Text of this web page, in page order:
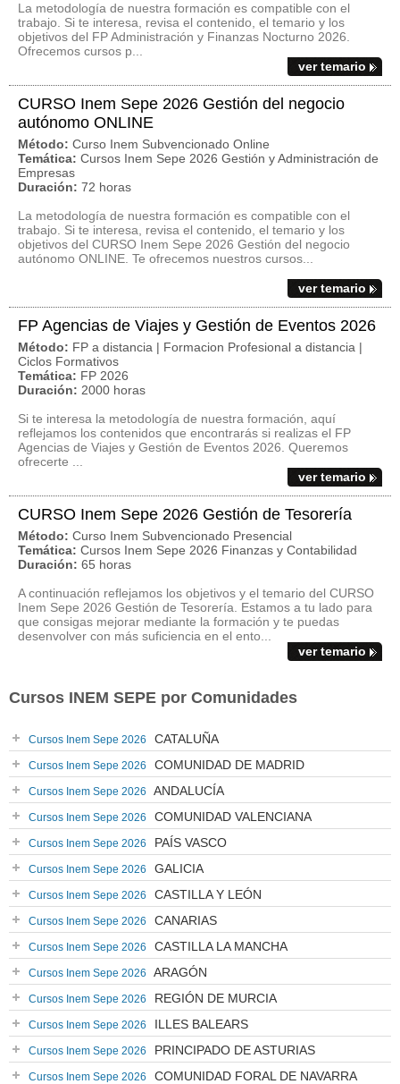
La metodología de nuestra formación es compatible con el
trabajo. Si te interesa, revisa el contenido, el temario y los
objetivos del FP Administración y Finanzas Nocturno 2026.
Ofrecemos cursos p...
ver temario
CURSO Inem Sepe 2026 Gestión del negocio
autónomo ONLINE
Método: Curso Inem Subvencionado Online
Temática: Cursos Inem Sepe 2026 Gestión y Administración de
Empresas
Duración: 72 horas
La metodología de nuestra formación es compatible con el
trabajo. Si te interesa, revisa el contenido, el temario y los
objetivos del CURSO Inem Sepe 2026 Gestión del negocio
autónomo ONLINE. Te ofrecemos nuestros cursos...
ver temario
FP Agencias de Viajes y Gestión de Eventos 2026
Método: FP a distancia | Formacion Profesional a distancia |
Ciclos Formativos
Temática: FP 2026
Duración: 2000 horas
Si te interesa la metodología de nuestra formación, aquí
reflejamos los contenidos que encontrarás si realizas el FP
Agencias de Viajes y Gestión de Eventos 2026. Queremos
ofrecerte ...
ver temario
CURSO Inem Sepe 2026 Gestión de Tesorería
Método: Curso Inem Subvencionado Presencial
Temática: Cursos Inem Sepe 2026 Finanzas y Contabilidad
Duración: 65 horas
A continuación reflejamos los objetivos y el temario del CURSO
Inem Sepe 2026 Gestión de Tesorería. Estamos a tu lado para
que consigas mejorar mediante la formación y te puedas
desenvolver con más suficiencia en el ento...
ver temario
Cursos INEM SEPE por Comunidades
Cursos Inem Sepe 2026 CATALUÑA
Cursos Inem Sepe 2026 COMUNIDAD DE MADRID
Cursos Inem Sepe 2026 ANDALUCÍA
Cursos Inem Sepe 2026 COMUNIDAD VALENCIANA
Cursos Inem Sepe 2026 PAÍS VASCO
Cursos Inem Sepe 2026 GALICIA
Cursos Inem Sepe 2026 CASTILLA Y LEÓN
Cursos Inem Sepe 2026 CANARIAS
Cursos Inem Sepe 2026 CASTILLA LA MANCHA
Cursos Inem Sepe 2026 ARAGÓN
Cursos Inem Sepe 2026 REGIÓN DE MURCIA
Cursos Inem Sepe 2026 ILLES BALEARS
Cursos Inem Sepe 2026 PRINCIPADO DE ASTURIAS
Cursos Inem Sepe 2026 COMUNIDAD FORAL DE NAVARRA